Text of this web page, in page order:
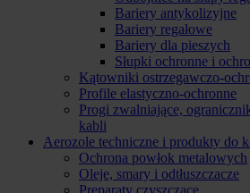
Bariery antykolizyjne
Bariery regałowe
Bariery dla pieszych
Słupki ochronne i
Kątowniki ostrzegawczo-
Profile elastyczno-ochronne
Progi zwalniające,
kabli
Aerozole techniczne i produkty do
Ochrona powłok metalowych
Oleje, smary i odtłuszczacze
Preparaty czyszczące